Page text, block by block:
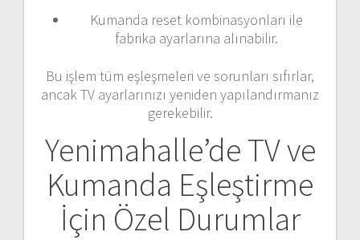
Kumanda reset kombinasyonları ile
fabrika ayarlarına alınabilir.
Bu işlem tüm eşleşmeleri ve sorunları sıfırlar,
ancak TV ayarlarınızı yeniden yapılandırmanız
gerekebilir.
Yenimahalle’de TV ve
Kumanda Eşleştirme
İçin Özel Durumlar